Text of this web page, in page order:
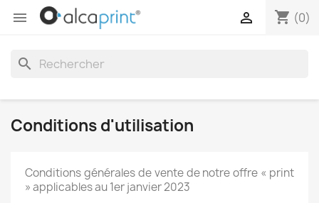
 shopping_cart (0)

search
Conditions d'utilisation
Conditions générales de vente de notre offre « print
» applicables au 1er janvier 2023